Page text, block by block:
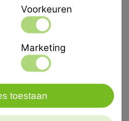
Perma-Lock Betand
Voorkeuren
Marketing
toestaan